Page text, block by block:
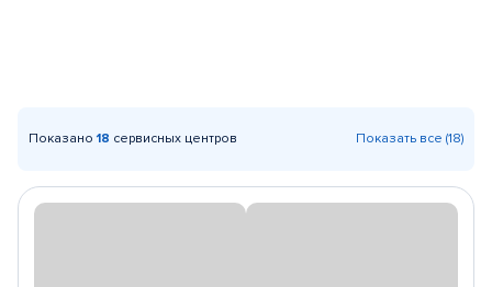
Показано 18 сервисных центров Показать все (18)